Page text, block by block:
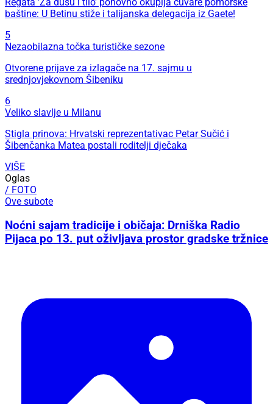
Regata 'Za dušu i tilo' ponovno okuplja čuvare pomorske
baštine: U Betinu stiže i talijanska delegacija iz Gaete!
5
Nezaobilazna točka turističke sezone
Otvorene prijave za izlagače na 17. sajmu u
srednjovjekovnom Šibeniku
6
Veliko slavlje u Milanu
Stigla prinova: Hrvatski reprezentativac Petar Sučić i
Šibenčanka Matea postali roditelji dječaka
VIŠE
Oglas
/ FOTO
Ove subote
Noćni sajam tradicije i običaja: Drniška Radio
Pijaca po 13. put oživljava prostor gradske tržnice